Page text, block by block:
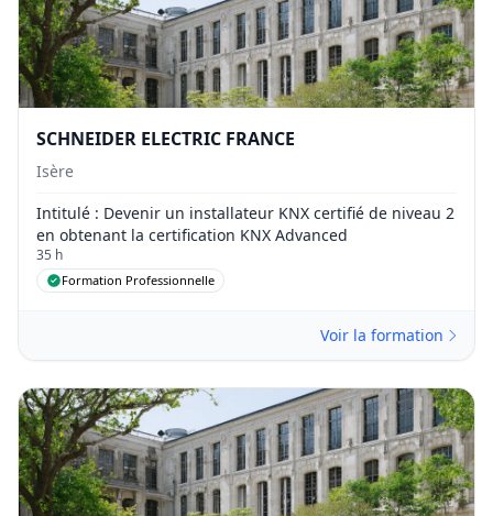
SCHNEIDER ELECTRIC FRANCE
Isère
Intitulé : Devenir un installateur KNX certifié de niveau 2
en obtenant la certification KNX Advanced
35 h
Formation Professionnelle
Voir la formation